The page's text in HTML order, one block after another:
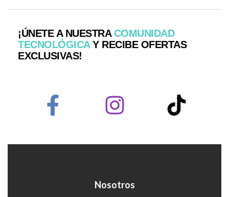
¡ÚNETE A NUESTRACOMUNIDAD
TECNOLÓGICAY RECIBE OFERTAS
EXCLUSIVAS!
Nosotros